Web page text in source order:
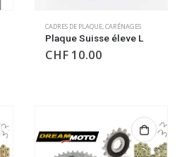
CADRES DE PLAQUE,CARÉNAGES
Plaque Suisse éleve L
CHF 10.00